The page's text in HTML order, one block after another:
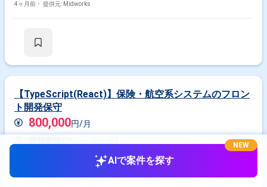
します。 【作業内容】 ・システム設計書、テスト結果レポート等のレビ
4ヶ月前・ 提供元: Midworks
【TypeScript(React)】保険・航空系システムのフロン
ト開発保守
800,000円/月
大手町駅
AIで案件を探す
NEW